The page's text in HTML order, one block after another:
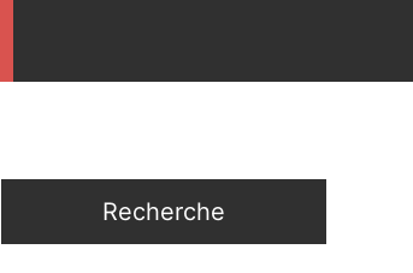
Recherche